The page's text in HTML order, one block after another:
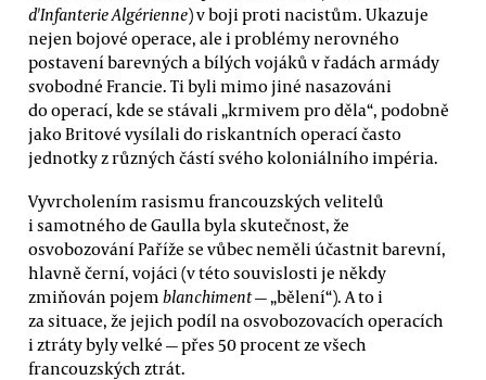
d'Infanterie Algérienne) v boji proti nacistům. Ukazuje
nejen bojové operace, ale i problémy nerovného
postavení barevných a bílých vojáků v řadách armády
svobodné Francie. Ti byli mimo jiné nasazováni
do operací, kde se stávali „krmivem pro děla“, podobně
jako Britové vysílali do riskantních operací často
jednotky z různých částí svého koloniálního impéria.
Vyvrcholením rasismu francouzských velitelů
i samotného de Gaulla byla skutečnost, že
osvobozování Paříže se vůbec neměli účastnit barevní,
hlavně černí, vojáci (v této souvislosti je někdy
zmiňován pojem blanchiment— „bělení“). A to i
za situace, že jejich podíl na osvobozovacích operacích
i ztráty byly velké — přes 50 procent ze všech
francouzských ztrát.